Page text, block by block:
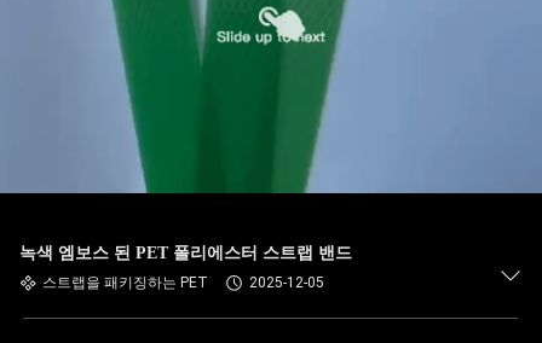
녹색 엠보스 된 PET 폴리에스터 스트랩 밴드
스트랩을 패키징하는 PET 2025-12-05